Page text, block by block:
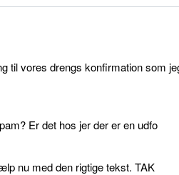
til vores drengs konfirmation som
Er det hos jer der er en udfo
nu med den rigtige tekst. TAK